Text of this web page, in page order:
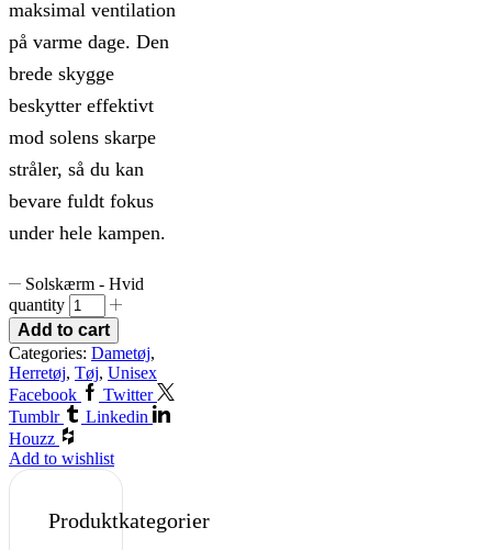
maksimal ventilation
på varme dage. Den
brede skygge
beskytter effektivt
mod solens skarpe
stråler, så du kan
bevare fuldt fokus
under hele kampen.
Solskærm - Hvid
quantity
Add to cart
Categories: Dametøj,
Herretøj, Tøj, Unisex
Facebook
Twitter
Tumblr
Linkedin
Houzz
Add to wishlist
Produktkategorier